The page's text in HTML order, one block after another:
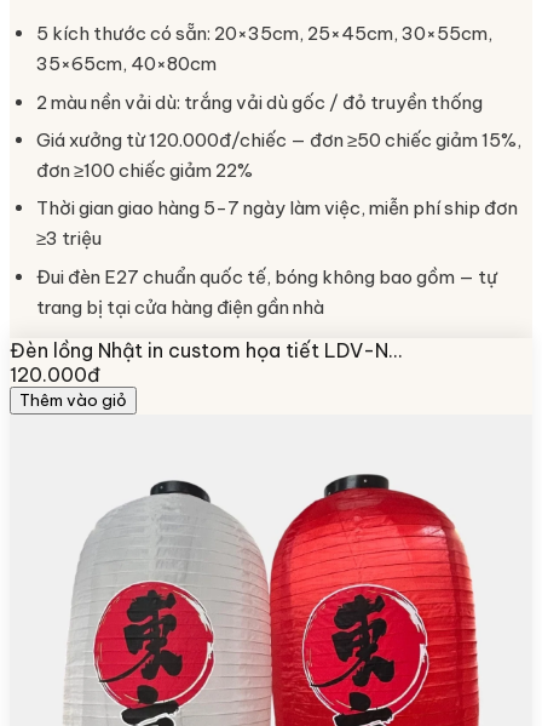
5 kích thước có sẵn: 20×35cm, 25×45cm, 30×55cm,
35×65cm, 40×80cm
2 màu nền vải dù: trắng vải dù gốc / đỏ truyền thống
Giá xưởng từ 120.000đ/chiếc — đơn ≥50 chiếc giảm 15%,
đơn ≥100 chiếc giảm 22%
Thời gian giao hàng 5-7 ngày làm việc, miễn phí ship đơn
≥3 triệu
Đui đèn E27 chuẩn quốc tế, bóng không bao gồm — tự
trang bị tại cửa hàng điện gần nhà
Đèn lồng Nhật in custom họa tiết LDV-N…
120.000đ
Thêm vào giỏ